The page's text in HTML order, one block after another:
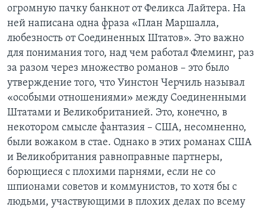
огромную пачку банкнот от Феликса Лайтера. На
ней написана одна фраза «План Маршалла,
любезность от Соединенных Штатов». Это важно
для понимания того, над чем работал Флеминг, раз
за разом через множество романов – это было
утверждение того, что Уинстон Черчиль называл
«особыми отношениями» между Соединенными
Штатами и Великобританией. Это, конечно, в
некотором смысле фантазия – США, несомненно,
были вожаком в стае. Однако в этих романах США
и Великобритания равноправные партнеры,
борющиеся с плохими парнями, если не со
шпионами советов и коммунистов, то хотя бы с
людьми, участвующими в плохих делах по всему